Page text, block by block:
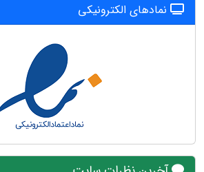
نمادهای الکترونیکی